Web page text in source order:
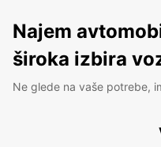
Najem
široka izbira
Ne glede na vaše potrebe,